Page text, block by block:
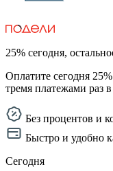
25% сегодня,
Оплатите сегодня
тремя платежами раз
Без процентов и
Быстро и удобно
Сегодня